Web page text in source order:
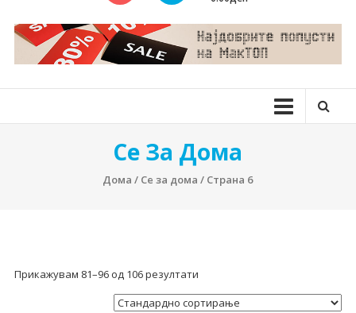
Се За Дома
Дома / Се за дома / Страна 6
Прикажувам 81–96 од 106 резултати